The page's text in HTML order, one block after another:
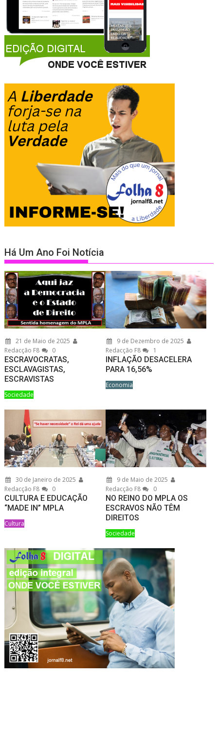
Há Um Ano Foi Notícia
21 de Maio de 2025
Redacção F8
0
ESCRAVOCRATAS,
ESCLAVAGISTAS,
ESCRAVISTAS
Sociedade
9 de Dezembro de 2025
Redacção F8
1
INFLAÇÃO DESACELERA
PARA 16,56%
Economia
30 de Janeiro de 2025
Redacção F8
0
CULTURA E EDUCAÇÃO
“MADE IN” MPLA
Cultura
9 de Maio de 2025
Redacção F8
0
NO REINO DO MPLA OS
ESCRAVOS NÃO TÊM
DIREITOS
Sociedade